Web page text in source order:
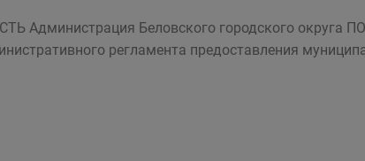
Администрация Беловского городского округа
регламента предоставления